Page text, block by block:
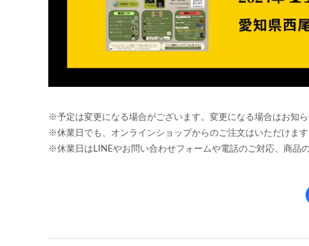
※予定は変更になる場合がございます。変更になる場合はお知
※休業日でも、オンラインショップからのご注文はいただけま
※休業日はLINEやお問い合わせフォームや電話のご対応、商品